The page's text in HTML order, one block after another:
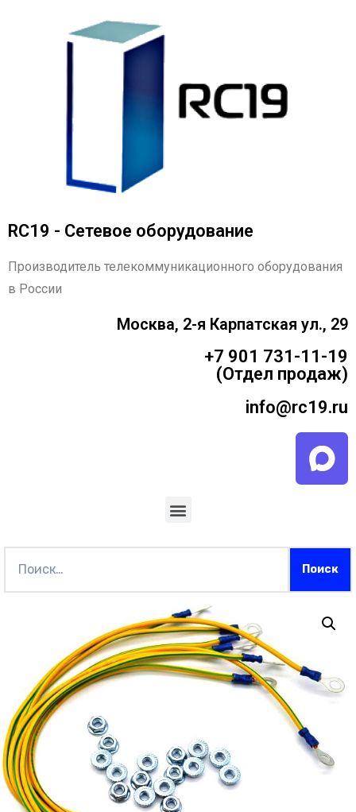
RC19 - Сетевое оборудование
Производитель телекоммуникационного оборудования
в России
Москва, 2-я Карпатская ул., 29
+7 901 731-11-19
(Отдел продаж)
info@rc19.ru